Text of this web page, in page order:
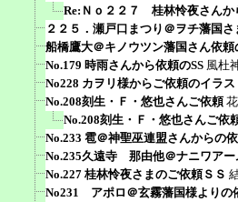
Re:Ｎｏ２２７ 桂林怜夜さんか
２２５．瀬戸口まつり＠ヲチ藩国
船橋鷹大＠キノウツン藩国さん依頼
No.179 時雨さんから依頼のSS 風杜
No228 カヲリ様からご依頼のイラス
No.208刻生・Ｆ・悠也さんご依頼
No.208刻生・Ｆ・悠也さんご依
No.233 雹＠神聖巫連盟さんからの
No.235久遠寺 那由他＠ナニワアー
No.227 桂林怜夜さまのご依頼ＳＳ
No231 アポロ＠玄霧藩国様よりの